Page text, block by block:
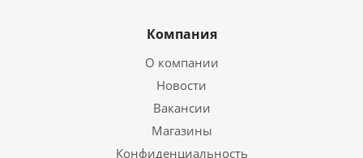
Компания
О компании
Новости
Вакансии
Магазины
Конфиденциальность